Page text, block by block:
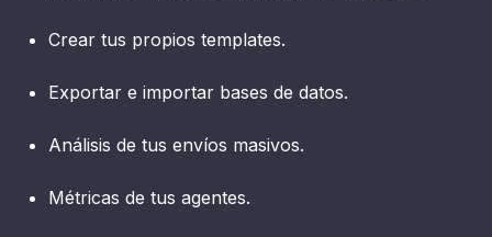
Crear tus propios templates.
Exportar e importar bases de datos.
Análisis de tus envíos masivos.
Métricas de tus agentes.